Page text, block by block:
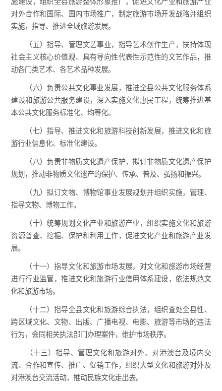
对外合作和国际、国内市场推广，制定旅游市场开发战略并组织
实施，指导、推进全域旅游发展。
（五）指导、管理文艺事业，指导艺术创作生产，扶持体现
社会主义核心价值观、具有导向性代表性示范性的文艺作品，推
动各门类艺术、各艺术品种发展。
（六）负责公共文化事业发展，推进全县公共文化服务体系
建设和旅游公共服务建设，深入实施文化惠民工程，统筹推进基
本公共文化服务标准化、均等化。
（七）指导、推进文化和旅游科技创新发展，推进文化和旅
游行业信息化、标准化建设。
（八）负责非物质文化遗产保护，拟订非物质文化遗产保护
规划，推动非物质文化遗产的保护、传承、普及、弘扬和振兴。
（九）拟订文物、博物馆事业发展规划并组织实施，管理、
指导文物、博物工作。
（十）统筹规划文化产业和旅游产业，组织实施文化和旅游
资源普查、挖掘、保护和利用工作，促进文化产业和旅游产业发
展。
（十一）指导文化和旅游市场发展，对文化和旅游市场经营
进行行业监管，推进文化和旅游行业信用体系建设，依法规范文
化和旅游市场。
（十二）指导全县文化和旅游综合执法，组织查处全县性、
跨区域文化、文物、出版、广播电视、电影、旅游等市场的违法
行为，会同相关执法部门办理案件，维护市场秩序。
（十三）指导、管理文化和旅游对外、对港澳台及境内交
流、合作和宣传、推广、促销工作，组织大型文化和旅游对外及
对港澳台交流活动，推动民族文化走出去。